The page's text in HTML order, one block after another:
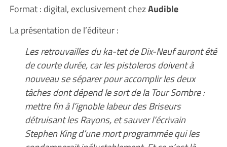
Format : digital, exclusivement chezAudible
La présentation de l’éditeur :
Les retrouvailles du ka-tet de Dix-Neuf auront été
de courte durée, car les pistoleros doivent à
nouveau se séparer pour accomplir les deux
tâches dont dépend le sort de la Tour Sombre :
mettre fin à l’ignoble labeur des Briseurs
détruisant les Rayons, et sauver l’écrivain
Stephen King d’une mort programmée qui les